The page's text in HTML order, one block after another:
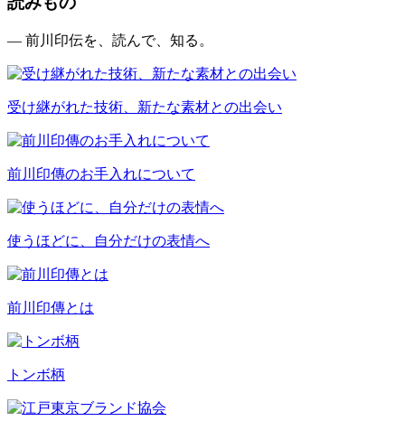
— 前川印伝を、読んで、知る。
受け継がれた技術、新たな素材との出会い
前川印傳のお手入れについて
使うほどに、自分だけの表情へ
前川印傳とは
トンボ柄